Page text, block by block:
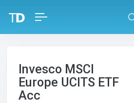
Invesco MSCI
Europe UCITS ETF
Acc